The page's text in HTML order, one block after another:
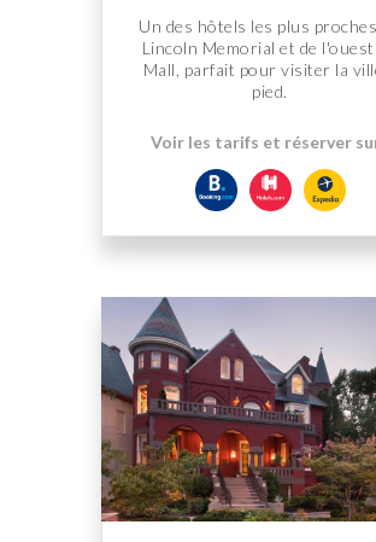
Un des hôtels les plus
Lincoln Memorial et de l'ouest
Mall, parfait pour visiter la
pied.
Voir les tarifs et réserver